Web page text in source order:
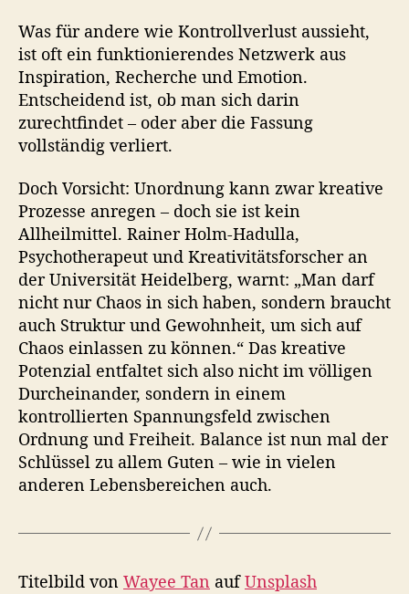
Was für andere wie Kontrollverlust aussieht,
ist oft ein funktionierendes Netzwerk aus
Inspiration, Recherche und Emotion.
Entscheidend ist, ob man sich darin
zurechtfindet – oder aber die Fassung
vollständig verliert.
Doch Vorsicht: Unordnung kann zwar kreative
Prozesse anregen – doch sie ist kein
Allheilmittel. Rainer Holm-Hadulla,
Psychotherapeut und Kreativitätsforscher an
der Universität Heidelberg, warnt: „Man darf
nicht nur Chaos in sich haben, sondern braucht
auch Struktur und Gewohnheit, um sich auf
Chaos einlassen zu können.“ Das kreative
Potenzial entfaltet sich also nicht im völligen
Durcheinander, sondern in einem
kontrollierten Spannungsfeld zwischen
Ordnung und Freiheit. Balance ist nun mal der
Schlüssel zu allem Guten – wie in vielen
anderen Lebensbereichen auch.
Titelbild von Wayee Tan aufUnsplash